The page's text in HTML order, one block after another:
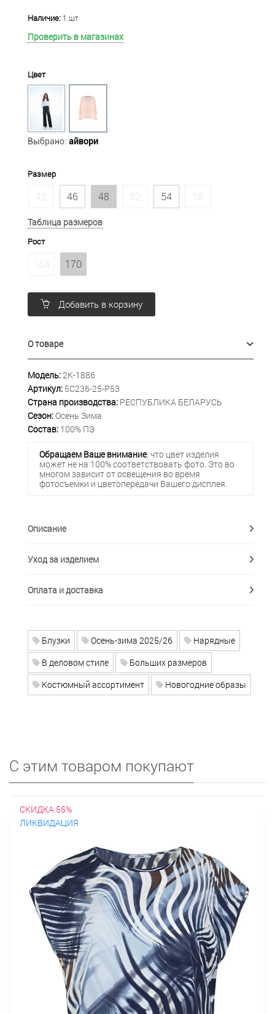
Наличие: 1 шт
Проверить в магазинах
Цвет
Выбрано: айвори
Размер
42 46 48 52 54 56
Таблица размеров
Рост
164 170
Добавить в корзину
О товаре
Модель:2К-1886
Артикул: 5С236-25-Р53
Страна производства: РЕСПУБЛИКА БЕЛАРУСЬ
Сезон:Осень Зима
Состав: 100% ПЭ
Обращаем Ваше внимание, что цвет изделия
может не на 100% соответствовать фото. Это во
многом зависит от освещения во время
фотосъемки и цветопередачи Вашего дисплея.
Описание
Уход за изделием
Оплата и доставка
Блузки Осень-зима 2025/26
Нарядные
В деловом стиле
Больших размеров
Костюмный ассортимент
Новогодние образы
С этим товаром покупают
СКИДКА 55%
ЛИКВИДАЦИЯ